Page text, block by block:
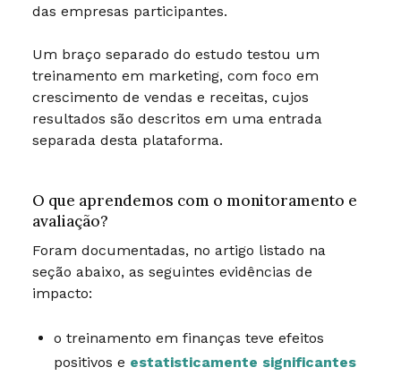
das empresas participantes.
Um braço separado do estudo testou um
treinamento em marketing, com foco em
crescimento de vendas e receitas, cujos
resultados são descritos em uma entrada
separada desta plataforma.
O que aprendemos com o monitoramento e
avaliação?
Foram documentadas, no artigo listado na
seção abaixo, as seguintes evidências de
impacto:
o treinamento em finanças teve efeitos
positivos e estatisticamente significantes